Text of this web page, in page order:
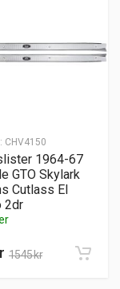
CHV4150
1964-67
GTO Skylark
Cutlass El
2dr
1545kr